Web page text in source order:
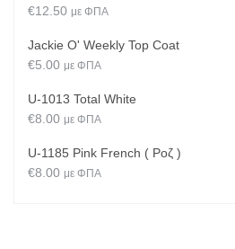
€12.50 με ΦΠΑ
Jackie O' Weekly Top Coat
€5.00 με ΦΠΑ
U-1013 Total White
€8.00 με ΦΠΑ
U-1185 Pink French ( Ροζ )
€8.00 με ΦΠΑ